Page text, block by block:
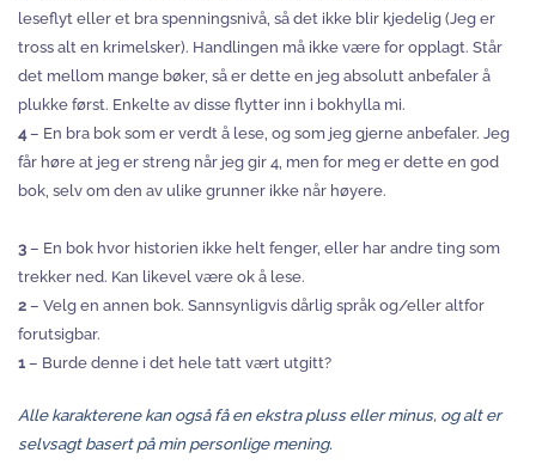
leseflyt eller et bra spenningsnivå, så det ikke blir kjedelig (Jeg er
tross alt en krimelsker). Handlingen må ikke være for opplagt. Står
det mellom mange bøker, så er dette en jeg absolutt anbefaler å
plukke først. Enkelte av disse flytter inn i bokhylla mi.
4– En bra bok som er verdt å lese, og som jeg gjerne anbefaler. Jeg
får høre at jeg er streng når jeg gir 4, men for meg er dette en god
bok, selv om den av ulike grunner ikke når høyere.
3– En bok hvor historien ikke helt fenger, eller har andre ting som
trekker ned. Kan likevel være ok å lese.
2– Velg en annen bok. Sannsynligvis dårlig språk og/eller altfor
forutsigbar.
1– Burde denne i det hele tatt vært utgitt?
Alle karakterene kan også få en ekstra pluss eller minus, og alt er
selvsagt basert på min personlige mening.